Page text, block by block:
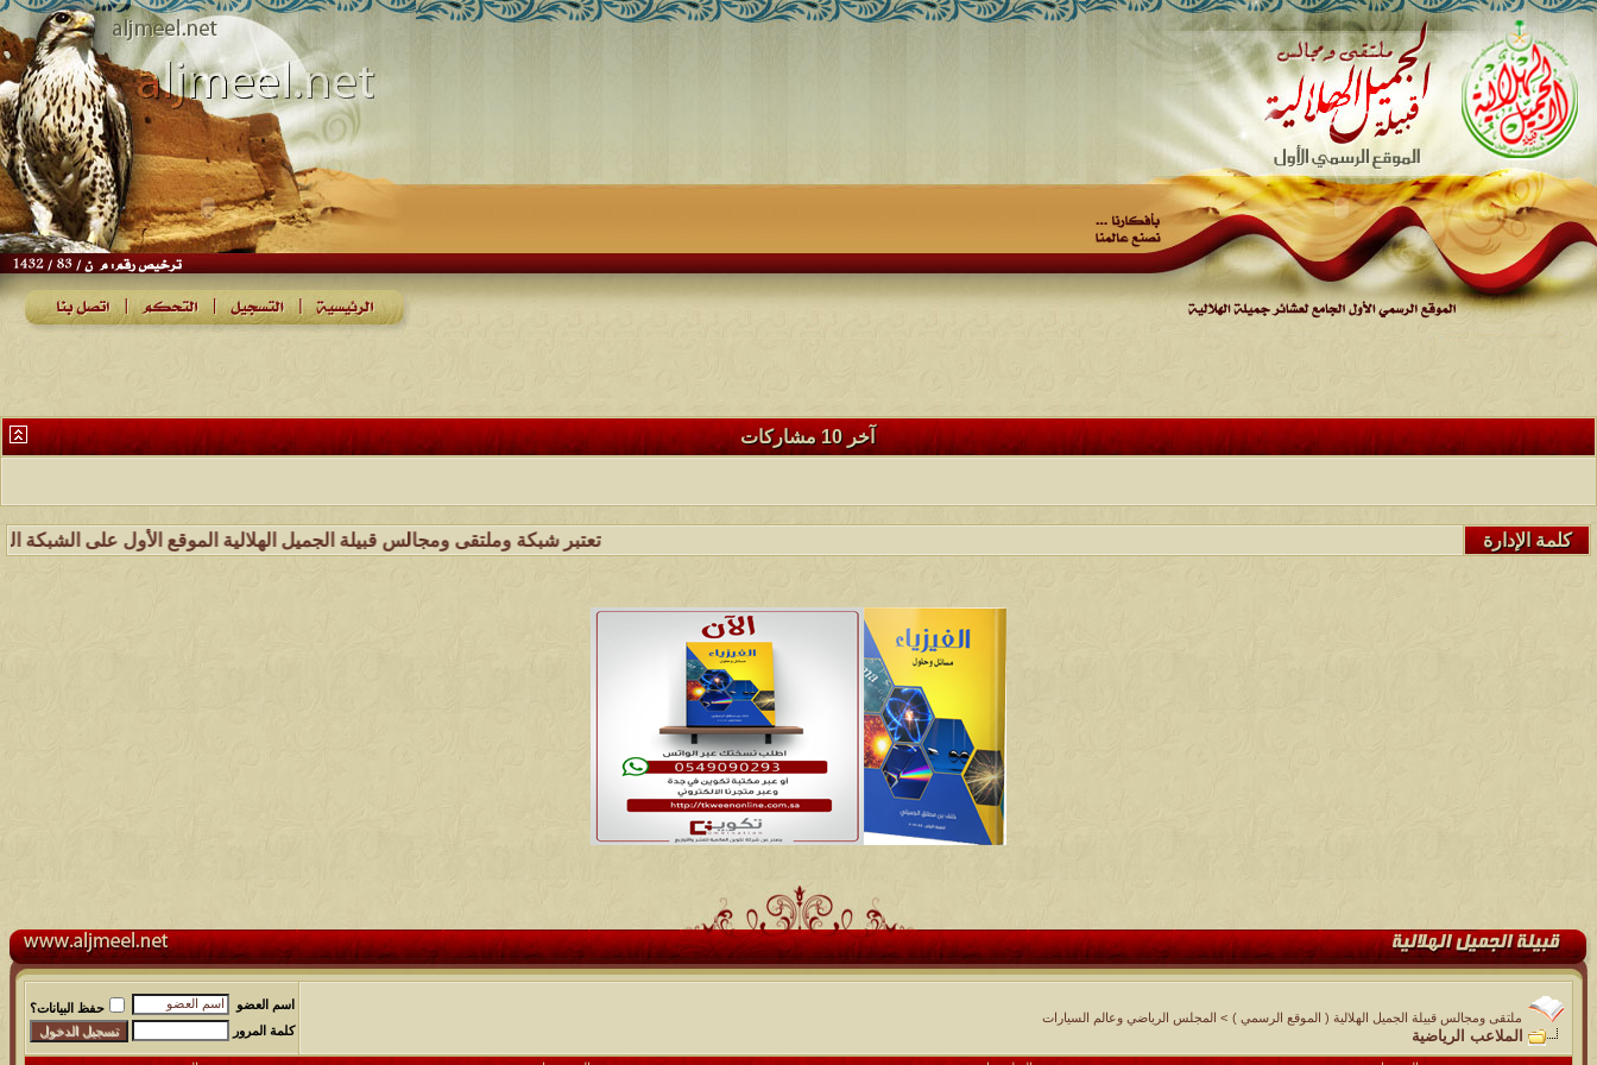
آخر 10 مشاركات
تعتبر شبكة وملتقى ومجالس قبيلة الجميل الهلالية الموقع الأول على الشبكة العنكبوتية كلمة الإدارة
ملتقى ومجالس قبيلة الجميل الهلالية ( الموقع الرسمي ) > المجلس الرياضي وعالم السيارات
الملاعب الرياضية
اسم العضو
حفظ البيانات؟
كلمة المرور